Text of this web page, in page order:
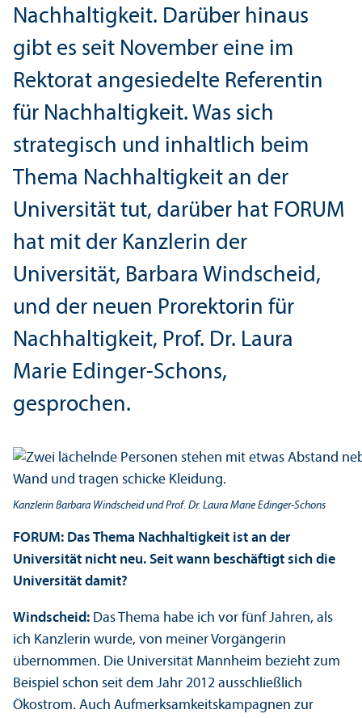
Nachhaltigkeit. Darüber hinaus
gibt es seit November eine im
Rektorat angesiedelte Referentin
für Nachhaltigkeit. Was sich
strategisch und inhaltlich beim
Thema Nachhaltigkeit an der
Universität tut, darüber hat FORUM
hat mit der Kanzlerin der
Universität, Barbara Windscheid,
und der neuen Prorektorin für
Nachhaltigkeit, Prof. Dr. Laura
Marie Edinger-Schons,
gesprochen.
Kanzlerin Barbara Windscheid und Prof. Dr. Laura Marie Edinger-Schons
FORUM: Das Thema Nachhaltigkeit ist an der
Universität nicht neu. Seit wann beschäftigt sich die
Universität damit?
Windscheid: Das Thema habe ich vor fünf Jahren, als
ich Kanzlerin wurde, von meiner Vorgängerin
übernommen. Die Universität Mannheim bezieht zum
Beispiel schon seit dem Jahr 2012 ausschließlich
Ökostrom. Auch Aufmerksamkeits­kampagnen zur